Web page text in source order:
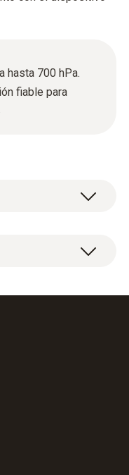
hasta 700 hPa.
fiable para
longitud 2 m,